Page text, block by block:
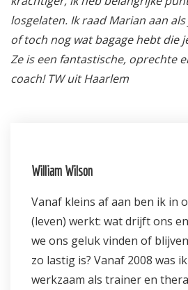
losgelaten. Ik raad Marian aan
of toch nog wat bagage hebt die
Ze is een fantastische, oprechte
coach! TW uit Haarlem
William Wilson
Vanaf kleins af aan ben ik in
(leven) werkt: wat drijft ons
we ons geluk vinden of
zo lastig is? Vanaf 2008 was
werkzaam als trainer en